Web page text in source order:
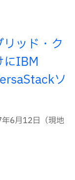
ッド・ク
にIBM
ソ
6月12日（現地